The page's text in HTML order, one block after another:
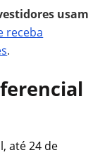
usam
receba
.
até 24 de